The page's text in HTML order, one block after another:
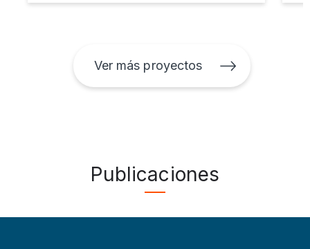
Ver más proyectos
Publicaciones